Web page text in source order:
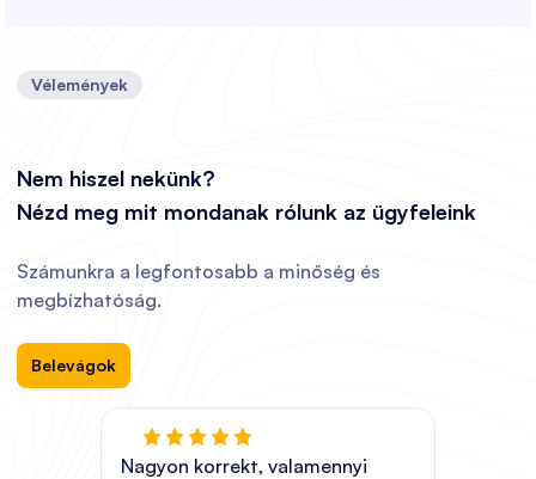
Vélemények
Nem hiszel nekünk?
Nézd meg mit mondanak rólunk az ügyfeleink
Számunkra a legfontosabb a minőség és
megbízhatóság.
Belevágok
Nagyon korrekt, valamennyi